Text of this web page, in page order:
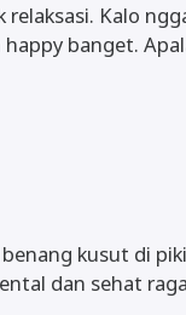
Kalo
banget.
kusut di
dan sehat raga